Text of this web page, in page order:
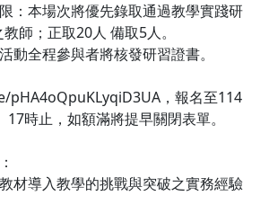
：本場次將優先錄取通過教學實踐研
師；正取20人 備取5人。
動全程參與者將核發研習證書。
，報名至114
時止，如額滿將提早關閉表單。
材導入教學的挑戰與突破之實務經驗